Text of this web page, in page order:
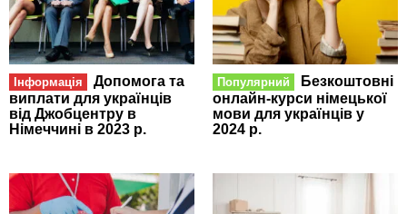
Інформація
Допомога та
виплати для українців
від Джобцентру в
Німеччині в 2023 р.
Популярний
Безкоштовні
онлайн-курси німецької
мови для українців у
2024 р.